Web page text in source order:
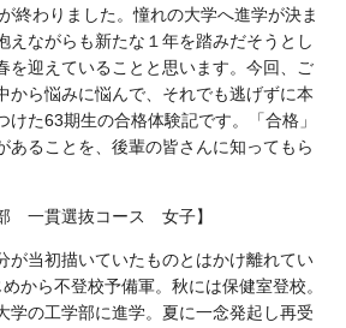
終わりました。憧れの大学へ進学が決ま
えながらも新たな１年を踏みだそうとし
を迎えていることと思います。今回、ご
から悩みに悩んで、それでも逃げずに本
けた63期生の合格体験記です。「合格」
あることを、後輩の皆さんに知ってもら
一貫選抜コース 女子】
が当初描いていたものとはかけ離れてい
から不登校予備軍。秋には保健室登校。
学の工学部に進学。夏に一念発起し再受